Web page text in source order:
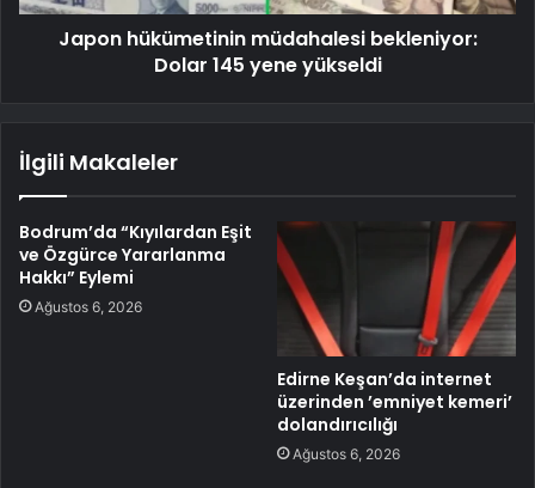
Japon hükümetinin müdahalesi bekleniyor:
Dolar 145 yene yükseldi
İlgili Makaleler
Bodrum’da “Kıyılardan Eşit
ve Özgürce Yararlanma
Hakkı” Eylemi
Ağustos 6, 2026
Edirne Keşan’da internet
üzerinden ’emniyet kemeri’
dolandırıcılığı
Ağustos 6, 2026